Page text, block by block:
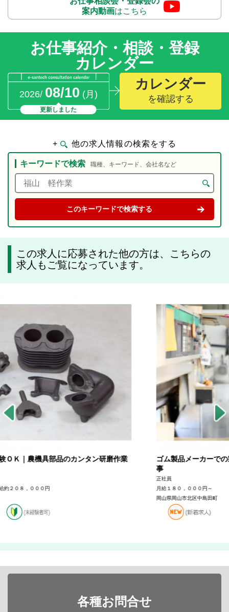
案内動画はこちら
お仕事紹介・相談・登録
カレンダー
2026/ 08/10 (月)
更新しました
カレンダー
を確認する
+ 他の求人情報の検索をする
キーワードで検索 職種、キーワード、会社名など
この求人に応募された他の方は、こちらの
求人もご覧になっています。
ゴム製品メーカーでの製造スタッフ｜正社員｜未経験ＯＫの仕
月給１８０，０００円～
各種お問合せ